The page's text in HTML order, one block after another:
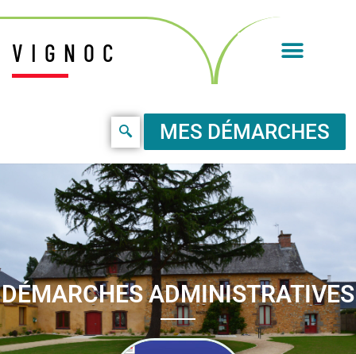
VIGNOC
MES DÉMARCHES
DÉMARCHES ADMINISTRATIVES